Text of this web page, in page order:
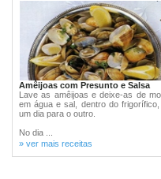
Amêijoas com Presunto e Salsa
Lave as amêijoas e deixe-as de
em água e sal, dentro do frigorífico,
um dia para o outro.
No dia ...
» ver mais receitas